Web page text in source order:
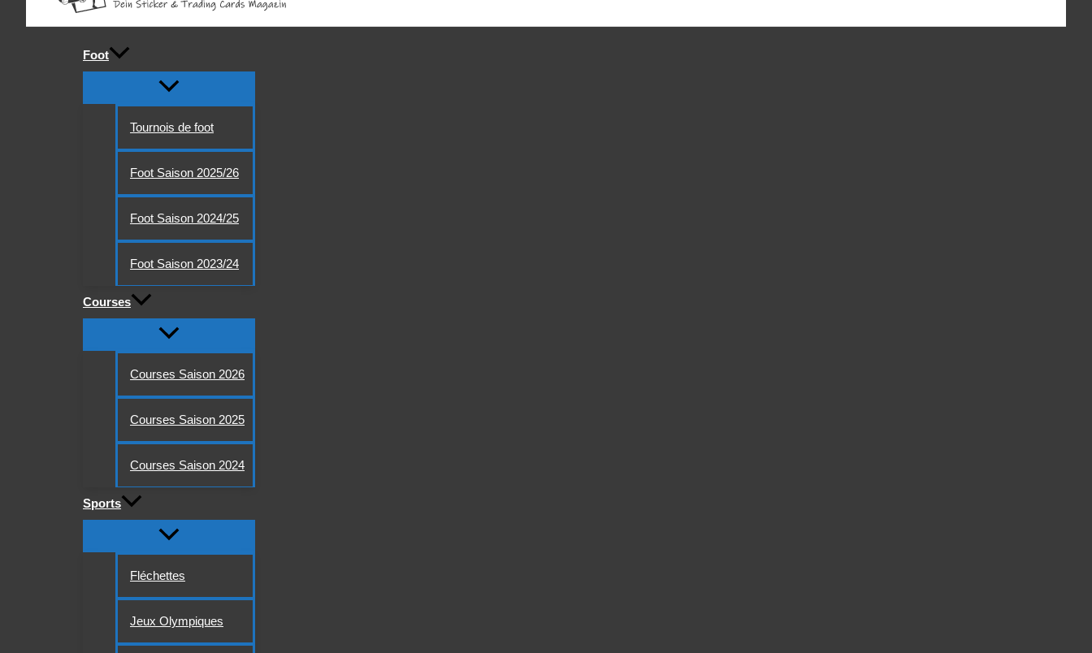
Foot
Tournois de foot
Foot Saison 2025/26
Foot Saison 2024/25
Foot Saison 2023/24
Courses
Courses Saison 2026
Courses Saison 2025
Courses Saison 2024
Sports
Fléchettes
Jeux Olympiques